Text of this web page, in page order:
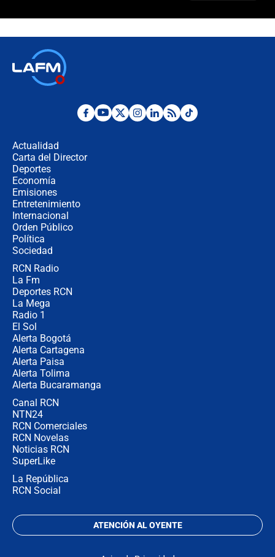
Desde dermatitis hasta infecciones:
Actualidad
Carta del Director
Deportes
Economía
Emisiones
Entretenimiento
Internacional
Orden Público
Política
Sociedad
RCN Radio
La Fm
Deportes RCN
La Mega
Radio 1
El Sol
Alerta Bogotá
Alerta Cartagena
Alerta Paisa
Alerta Tolima
Alerta Bucaramanga
Canal RCN
NTN24
RCN Comerciales
RCN Novelas
Noticias RCN
SuperLike
La República
RCN Social
ATENCIÓN AL OYENTE